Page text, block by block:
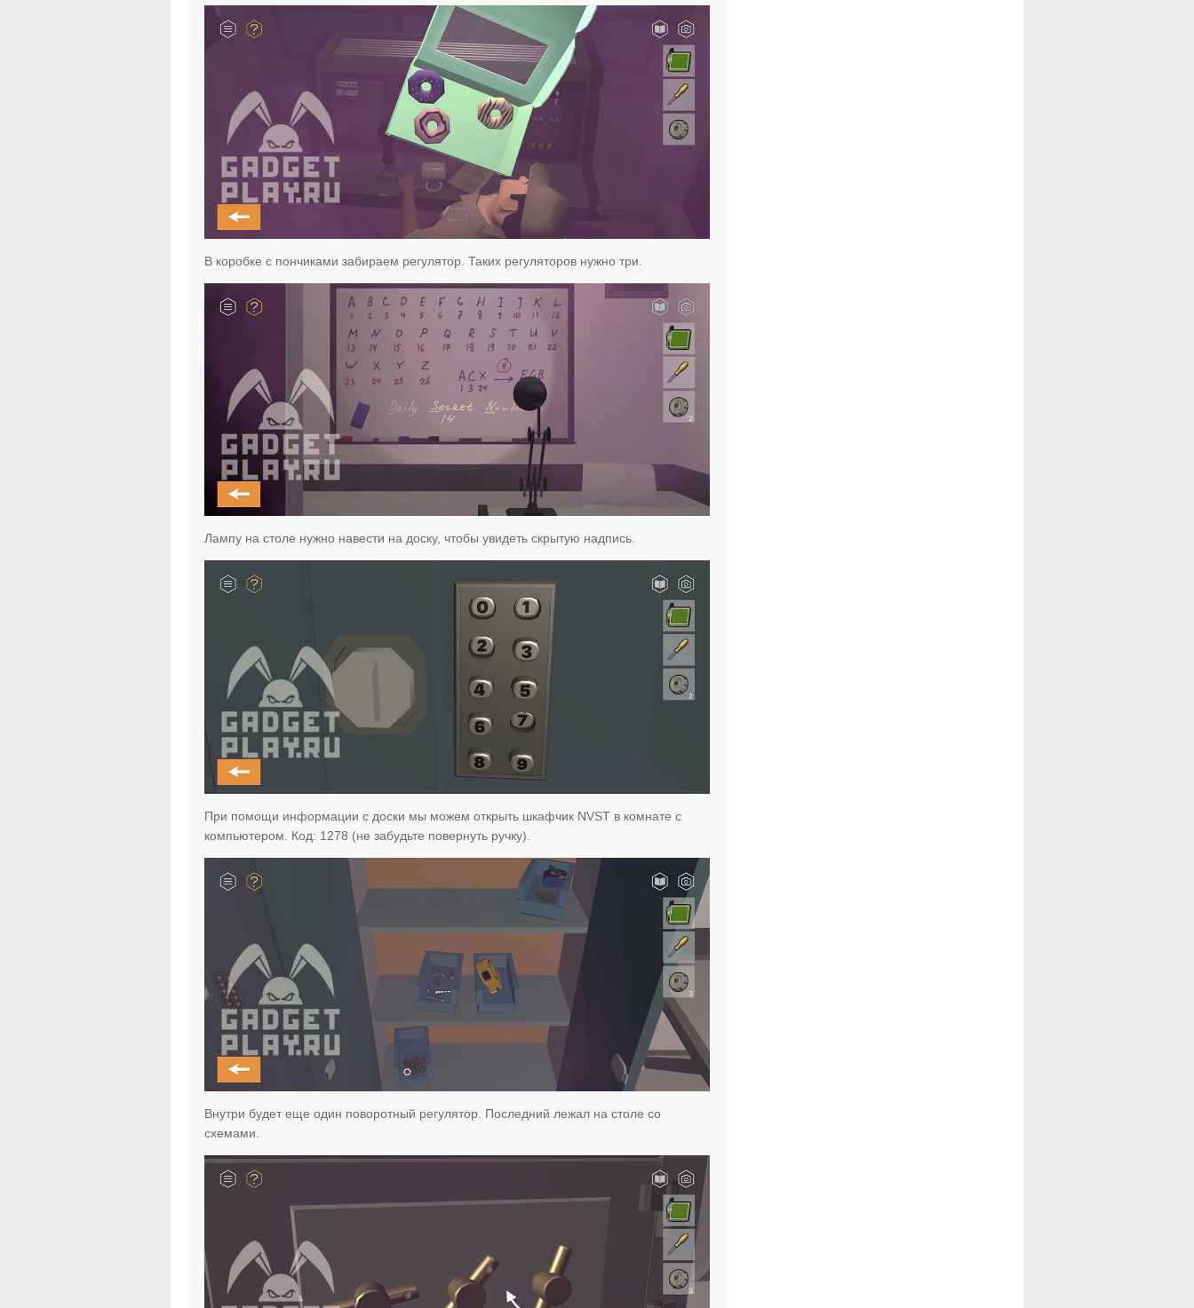
В коробке с пончиками забираем регулятор. Таких регуляторов нужно три.
Лампу на столе нужно навести на доску, чтобы увидеть скрытую надпись.
При помощи информации с доски мы можем открыть шкафчик NVST в комнате с
компьютером. Код: 1278 (не забудьте повернуть ручку).
Внутри будет еще один поворотный регулятор. Последний лежал на столе со
схемами.